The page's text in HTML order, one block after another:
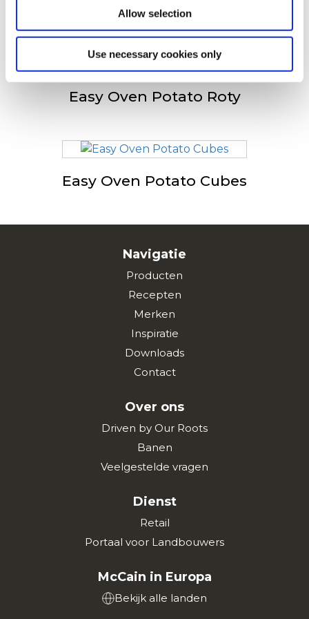
Allow selection
Use necessary cookies only
Purée / Mashed Potatoes
Easy Oven Potato Roty
Easy Oven Potato Cubes
Navigatie
Producten
Recepten
Merken
Inspiratie
Downloads
Contact
Over ons
Driven by Our Roots
Banen
Veelgestelde vragen
Dienst
Retail
Portaal voor Landbouwers
McCain in Europa
Bekijk alle landen